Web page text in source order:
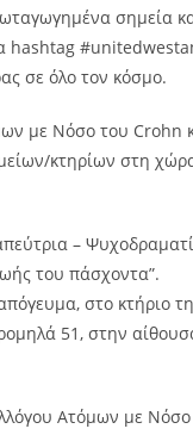
σημεία
hashtag
σε όλο τον κόσμο.
με Νόσο του Crohn
κτηρίων στη χώρα
–
του πάσχοντα”.
στο κτήριο
51, στην
Ατόμων με